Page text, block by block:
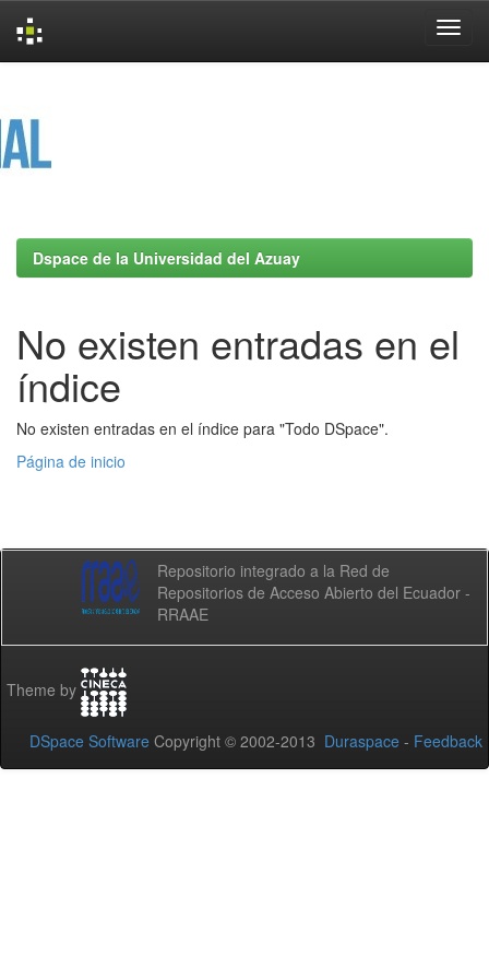
Dspace de la Universidad del Azuay
No existen entradas en el
índice
No existen entradas en el índice para "Todo DSpace".
Página de inicio
Repositorio integrado a la Red de
Repositorios de Acceso Abierto del Ecuador -
RRAAE
Theme by
DSpace Software Copyright © 2002-2013 Duraspace - Feedback